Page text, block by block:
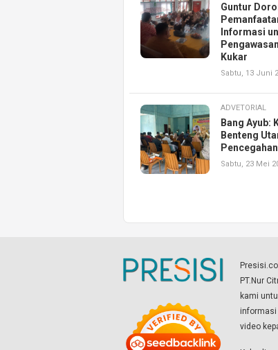
Guntur
Informasi
Kukar
Sabtu, 13 Juni
ADVETORIAL
Bang Ayub:
Benteng
Sabtu, 23 Mei
PT.Nur
kami
informasi
video